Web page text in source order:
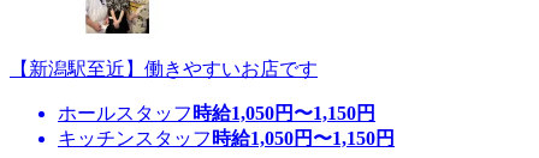
【新潟駅至近】働きやすいお店です
ホールスタッフ 時給1,050円〜1,150円
キッチンスタッフ 時給1,050円〜1,150円